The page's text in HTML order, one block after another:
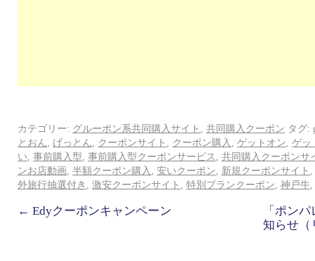
カテゴリー: グルーポン系共同購入サイト 共同購入クーポン タグ:
とおん
げっとん クーポンサイト クーポン購入 ゲットオン ゲッ
い 事前購入型 事前購入型クーポンサービス
共同購入クーポンサ
ンお店動画 半額クーポン購入 安いクーポン 新規クーポンサイト
外旅行抽選付き
激安クーポンサイト 特別プランクーポン 神戸牛
← Edyクーポンキャンペーン
「ポン
知らせ（